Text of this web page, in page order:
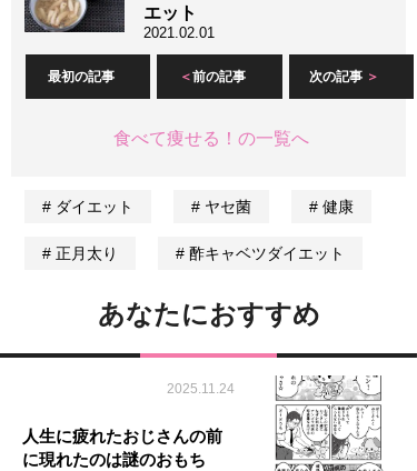
エット
2021.02.01
最初の記事 前の記事 次の記事
食べて痩せる！の一覧へ
ダイエット ヤセ菌 健康
正月太り 酢キャベツダイエット
あなたにおすすめ
2025.11.24
人生に疲れたおじさんの前
に現れたのは謎のおもち